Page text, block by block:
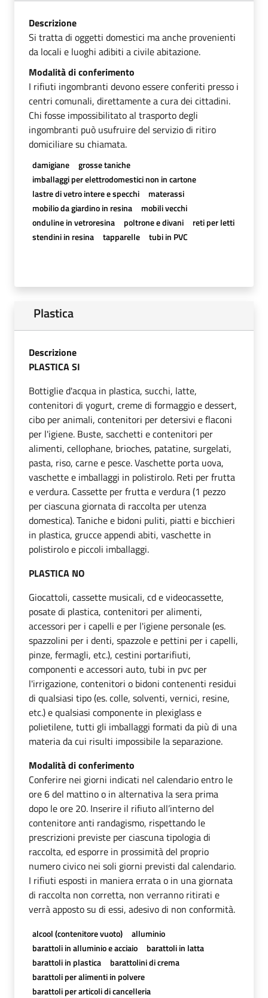
Descrizione
Si tratta di oggetti domestici ma anche provenienti
da locali e luoghi adibiti a civile abitazione.
Modalità di conferimento
I rifiuti ingombranti devono essere conferiti presso i
centri comunali, direttamente a cura dei cittadini.
Chi fosse impossibilitato al trasporto degli
ingombranti può usufruire del servizio di ritiro
domiciliare su chiamata.
damigiane
grosse taniche
imballaggi per elettrodomestici non in cartone
lastre di vetro intere e specchi
materassi
mobilio da giardino in resina
mobili vecchi
onduline in vetroresina
poltrone e divani
reti per letti
stendini in resina
tapparelle tubi in PVC
Plastica
Descrizione
PLASTICA SI
Bottiglie d'acqua in plastica, succhi, latte,
contenitori di yogurt, creme di formaggio e dessert,
cibo per animali, contenitori per detersivi e flaconi
per l'igiene. Buste, sacchetti e contenitori per
alimenti, cellophane, brioches, patatine, surgelati,
pasta, riso, carne e pesce. Vaschette porta uova,
vaschette e imballaggi in polistirolo. Reti per frutta
e verdura. Cassette per frutta e verdura (1 pezzo
per ciascuna giornata di raccolta per utenza
domestica). Taniche e bidoni puliti, piatti e bicchieri
in plastica, grucce appendi abiti, vaschette in
polistirolo e piccoli imballaggi.
PLASTICA NO
Giocattoli, cassette musicali, cd e videocassette,
posate di plastica, contenitori per alimenti,
accessori per i capelli e per l'igiene personale (es.
spazzolini per i denti, spazzole e pettini per i capelli,
pinze, fermagli, etc.), cestini portarifiuti,
componenti e accessori auto, tubi in pvc per
l'irrigazione, contenitori o bidoni contenenti residui
di qualsiasi tipo (es. colle, solventi, vernici, resine,
etc.) e qualsiasi componente in plexiglass e
polietilene, tutti gli imballaggi formati da più di una
materia da cui risulti impossibile la separazione.
Modalità di conferimento
Conferire nei giorni indicati nel calendario entro le
ore 6 del mattino o in alternativa la sera prima
dopo le ore 20. Inserire il rifiuto all’interno del
contenitore anti randagismo, rispettando le
prescrizioni previste per ciascuna tipologia di
raccolta, ed esporre in prossimità del proprio
numero civico nei soli giorni previsti dal calendario.
I rifiuti esposti in maniera errata o in una giornata
di raccolta non corretta, non verranno ritirati e
verrà apposto su di essi, adesivo di non conformità.
alcool (contenitore vuoto)
alluminio
barattoli in alluminio e acciaio
barattoli in latta
barattoli in plastica
barattolini di crema
barattoli per alimenti in polvere
barattoli per articoli di cancelleria